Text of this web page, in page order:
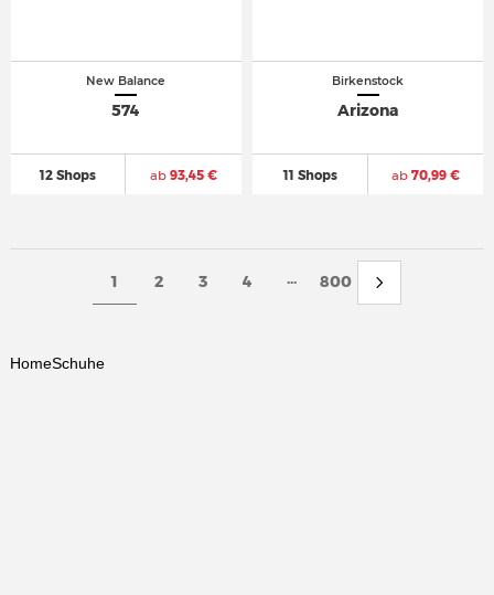
New Balance
574
12 Shops ab93,45 €
Birkenstock
Arizona
11 Shops ab70,99 €
1 2 3 4 ... 800
HomeSchuhe